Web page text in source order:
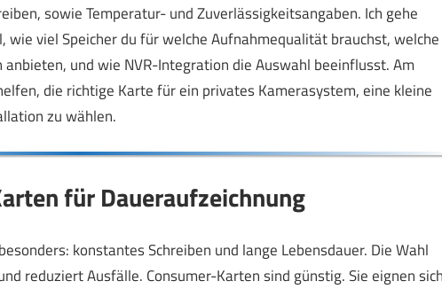
sowie Temperatur- und Zuverlässigkeitsangaben. Ich gehe
wie viel Speicher du für welche Aufnahmequalität brauchst, welche
und wie NVR-Integration die Auswahl beeinflusst. Am
die richtige Karte für ein privates Kamerasystem, eine kleine
zu wählen.
für Daueraufzeichnung
konstantes Schreiben und lange Lebensdauer. Die Wahl
reduziert Ausfälle. Consumer-Karten sind günstig. Sie eignen sich